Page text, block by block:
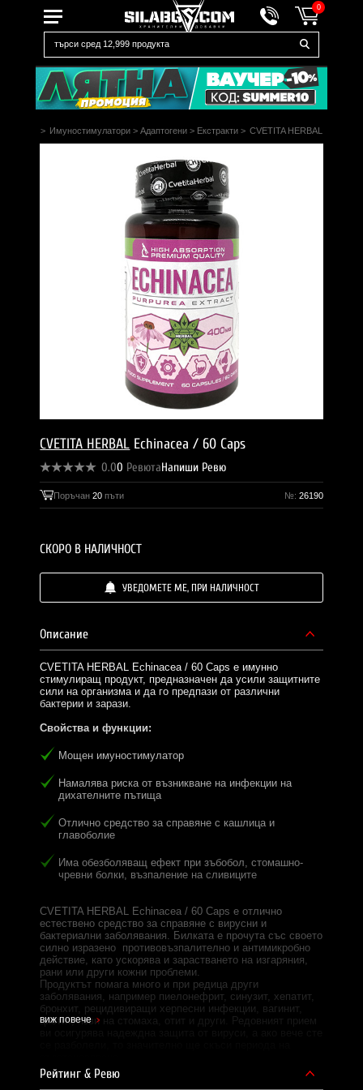
0
> Имуностимулатори >Адаптогени > Екстракти > CVETITA HERBAL
CVETITA HERBAL Echinacea / 60 Caps
0.00 РевютаНапиши Ревю
Поръчан20 пъти №: 26190
СКОРО В НАЛИЧНОСТ
УВЕДОМЕТЕ МЕ, ПРИ НАЛИЧНОСТ
Описание
CVETITA HERBAL Echinacea / 60 Caps е имунно
стимулиращ продукт, предназначен да усили защитните
сили на организма и да го предпази от различни
бактерии и зарази.
Свойства и функции:
Мощен имуностимулатор
Намалява риска от възникване на инфекции на
дихателните пътища
Отлично средство за справяне с кашлица и
главоболие
Има обезболяващ ефект при зъбобол, стомашно-
чревни болки, възпаление на сливиците
CVETITA HERBAL Echinacea / 60 Caps е отлично
естествено средство за справяне с вирусни и
бактериални заболявания. Билката е прочута със своето
силно изразено противовъзпалително и антимикробно
действие, като ускорява и зарастването на изгаряния,
рани или други кожни проблеми.
Продуктът помага много и при редица други
заболявания, например пиелонефрит, синузит, хепатит,
бронхит, рецидивиращи херпесни инфекции, вагинит,
цистит, язви на стомаха, отит и други. Редовният прием
виж повече
Рейтинг & Ревю